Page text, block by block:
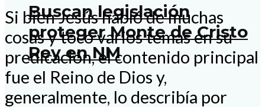
Buscan legislación
proteger Monte de Cristo
Rey en NM
Si bien Jesús habló de muchas
cosas y tocó varios temas en su
predicación, el contenido principal
fue el Reino de Dios y,
generalmente, lo describía por